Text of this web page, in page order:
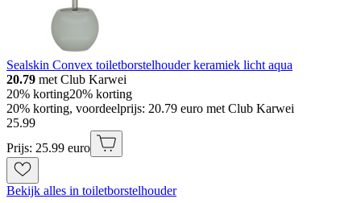
Sealskin Convex toiletborstelhouder keramiek licht aqua
20.79 met Club Karwei
20% korting20% korting
20% korting, voordeelprijs: 20.79 euro met Club Karwei
25.99
Prijs: 25.99 euro
Bekijk alles in toiletborstelhouder